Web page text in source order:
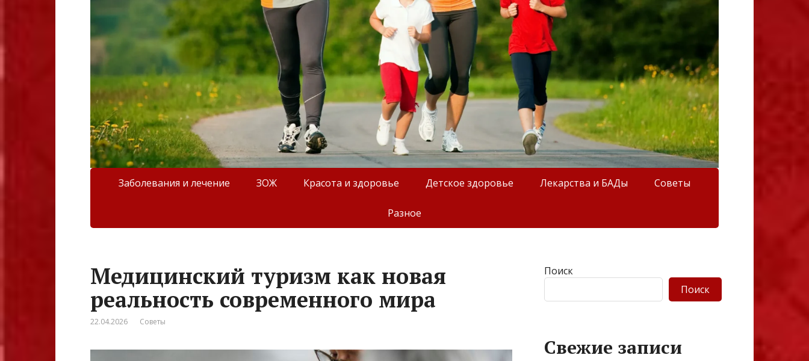
Заболевания и лечение ЗОЖ Красота и здоровье Детское здоровье Лекарства и БАДы Советы
Разное
Медицинский туризм как новая
реальность современного мира
22.04.2026 Советы
Поиск
Поиск
Свежие записи